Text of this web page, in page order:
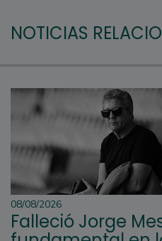
NOTICIAS
08/08/2026
Falleció Jorge